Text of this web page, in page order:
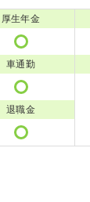
厚生年金
車通勤
退職金